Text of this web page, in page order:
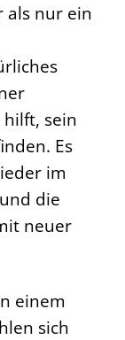
als nur ein
sein
Es
im
die
neuer
einem
sich